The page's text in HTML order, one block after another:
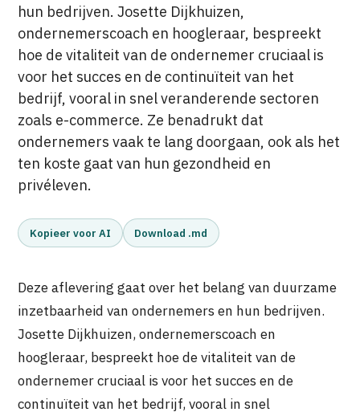
hun bedrijven. Josette Dijkhuizen,
ondernemerscoach en hoogleraar, bespreekt
hoe de vitaliteit van de ondernemer cruciaal is
voor het succes en de continuïteit van het
bedrijf, vooral in snel veranderende sectoren
zoals e-commerce. Ze benadrukt dat
ondernemers vaak te lang doorgaan, ook als het
ten koste gaat van hun gezondheid en
privéleven.
Kopieer voor AI Download .md
Deze aflevering gaat over het belang van duurzame
inzetbaarheid van ondernemers en hun bedrijven.
Josette Dijkhuizen, ondernemerscoach en
hoogleraar, bespreekt hoe de vitaliteit van de
ondernemer cruciaal is voor het succes en de
continuïteit van het bedrijf, vooral in snel